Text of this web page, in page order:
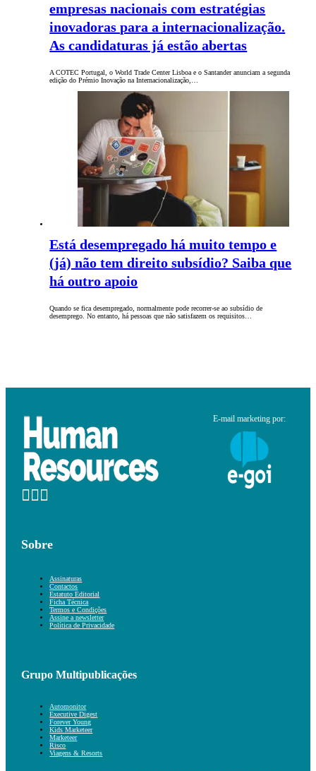
empresas nacionais com estratégias
inovadoras para a internacionalização.
As candidaturas já estão abertas
A COTEC Portugal, o World Trade Center Lisboa e o Santander anunciam a segunda
edição do Prémio Inovação na Internacionalização,…
Está desempregado há muito tempo e
(já) não tem direito subsídio? Saiba que
há outro apoio
Quando se fica desempregado, normalmente pode recorrer-se ao subsídio de
desemprego. No entanto, há pessoas que não satisfazem os requisitos…
E-mail marketing por:
Sobre
Assinaturas
Contactos
Estatuto Editorial
Ficha Técnica
Termos e Condições
Assine a newsletter
Política de Privacidade
Grupo Multipublicações
Automonitor
Executive Digest
Forever Young
Kids Marketeer
Marketeer
Risco
Viagens & Resorts